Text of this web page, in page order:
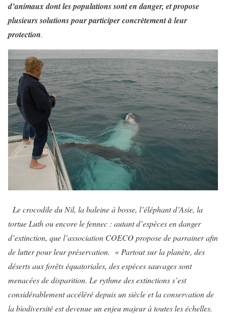
d’animaux dont les populations sont en danger, et propose
plusieurs solutions pour participer concrètement à leur
protection.
Le crocodile du Nil, la baleine à bosse, l’éléphant d’Asie, la
tortue Luth ou encore le fennec : autant d’espèces en danger
d’extinction, que l’association COECO propose de parrainer afin
de lutter pour leur préservation. « Partout sur la planète, des
déserts aux forêts équatoriales, des espèces sauvages sont
menacées de disparition. Le rythme des extinctions s’est
considérablement accéléré depuis un siècle et la conservation de
la biodiversité est devenue un enjeu majeur à toutes les échelles.